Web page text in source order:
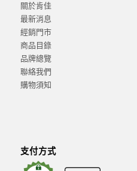
關於肯佳
最新消息
經銷門市
商品目錄
品牌總覽
聯絡我們
購物須知
支付方式